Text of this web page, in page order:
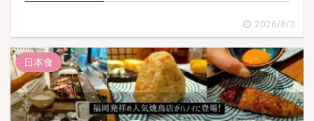
2026/8/3
日本食